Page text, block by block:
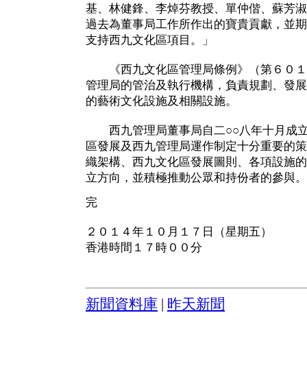
基、林健鋒、李焯芬教授、單仲偕、蘇芳
過去為董事局工作所作出的寶貴貢獻，並
支持西九文化區項目。」
《西九文化區管理局條例》（第６０１
管理局的管治及執行機構，負責規劃、發
的藝術文化設施及相關設施。
西九管理局董事局自二○○八年十月成
區發展及西九管理局運作制定十分重要的
織架構、西九文化區發展圖則、各項設施
立方向，並積極推動公眾和持份者的參與。
完
２０１４年１０月１７日（星期五）
香港時間１７時００分
新聞資料庫 昨天新聞